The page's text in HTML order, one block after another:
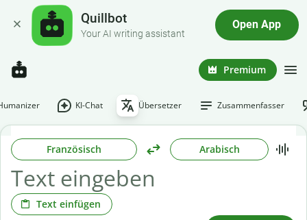
Quillbot
Your AI writing assistant
Open App
Premium
KI-Chat Übersetzer Zusammenfasser
Französisch Arabisch
Text einfügen